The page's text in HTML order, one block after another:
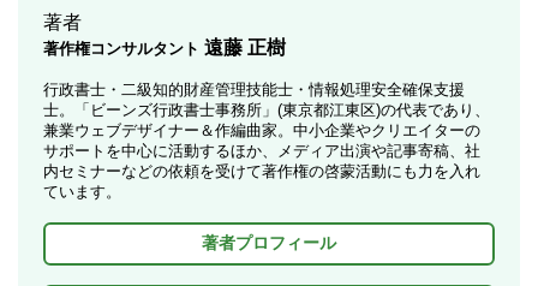
著者
著作権コンサルタント 遠藤 正樹
行政書士・二級知的財産管理技能士・情報処理安全確保支援
士。「ビーンズ行政書士事務所」(東京都江東区)の代表であり、
兼業ウェブデザイナー＆作編曲家。中小企業やクリエイターの
サポートを中心に活動するほか、メディア出演や記事寄稿、社
内セミナーなどの依頼を受けて著作権の啓蒙活動にも力を入れ
ています。
著者プロフィール